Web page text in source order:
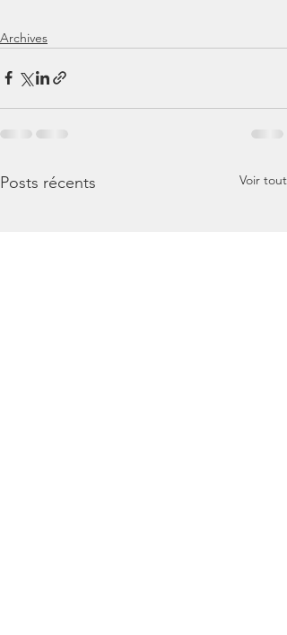
Archives
Posts récents Voir tout